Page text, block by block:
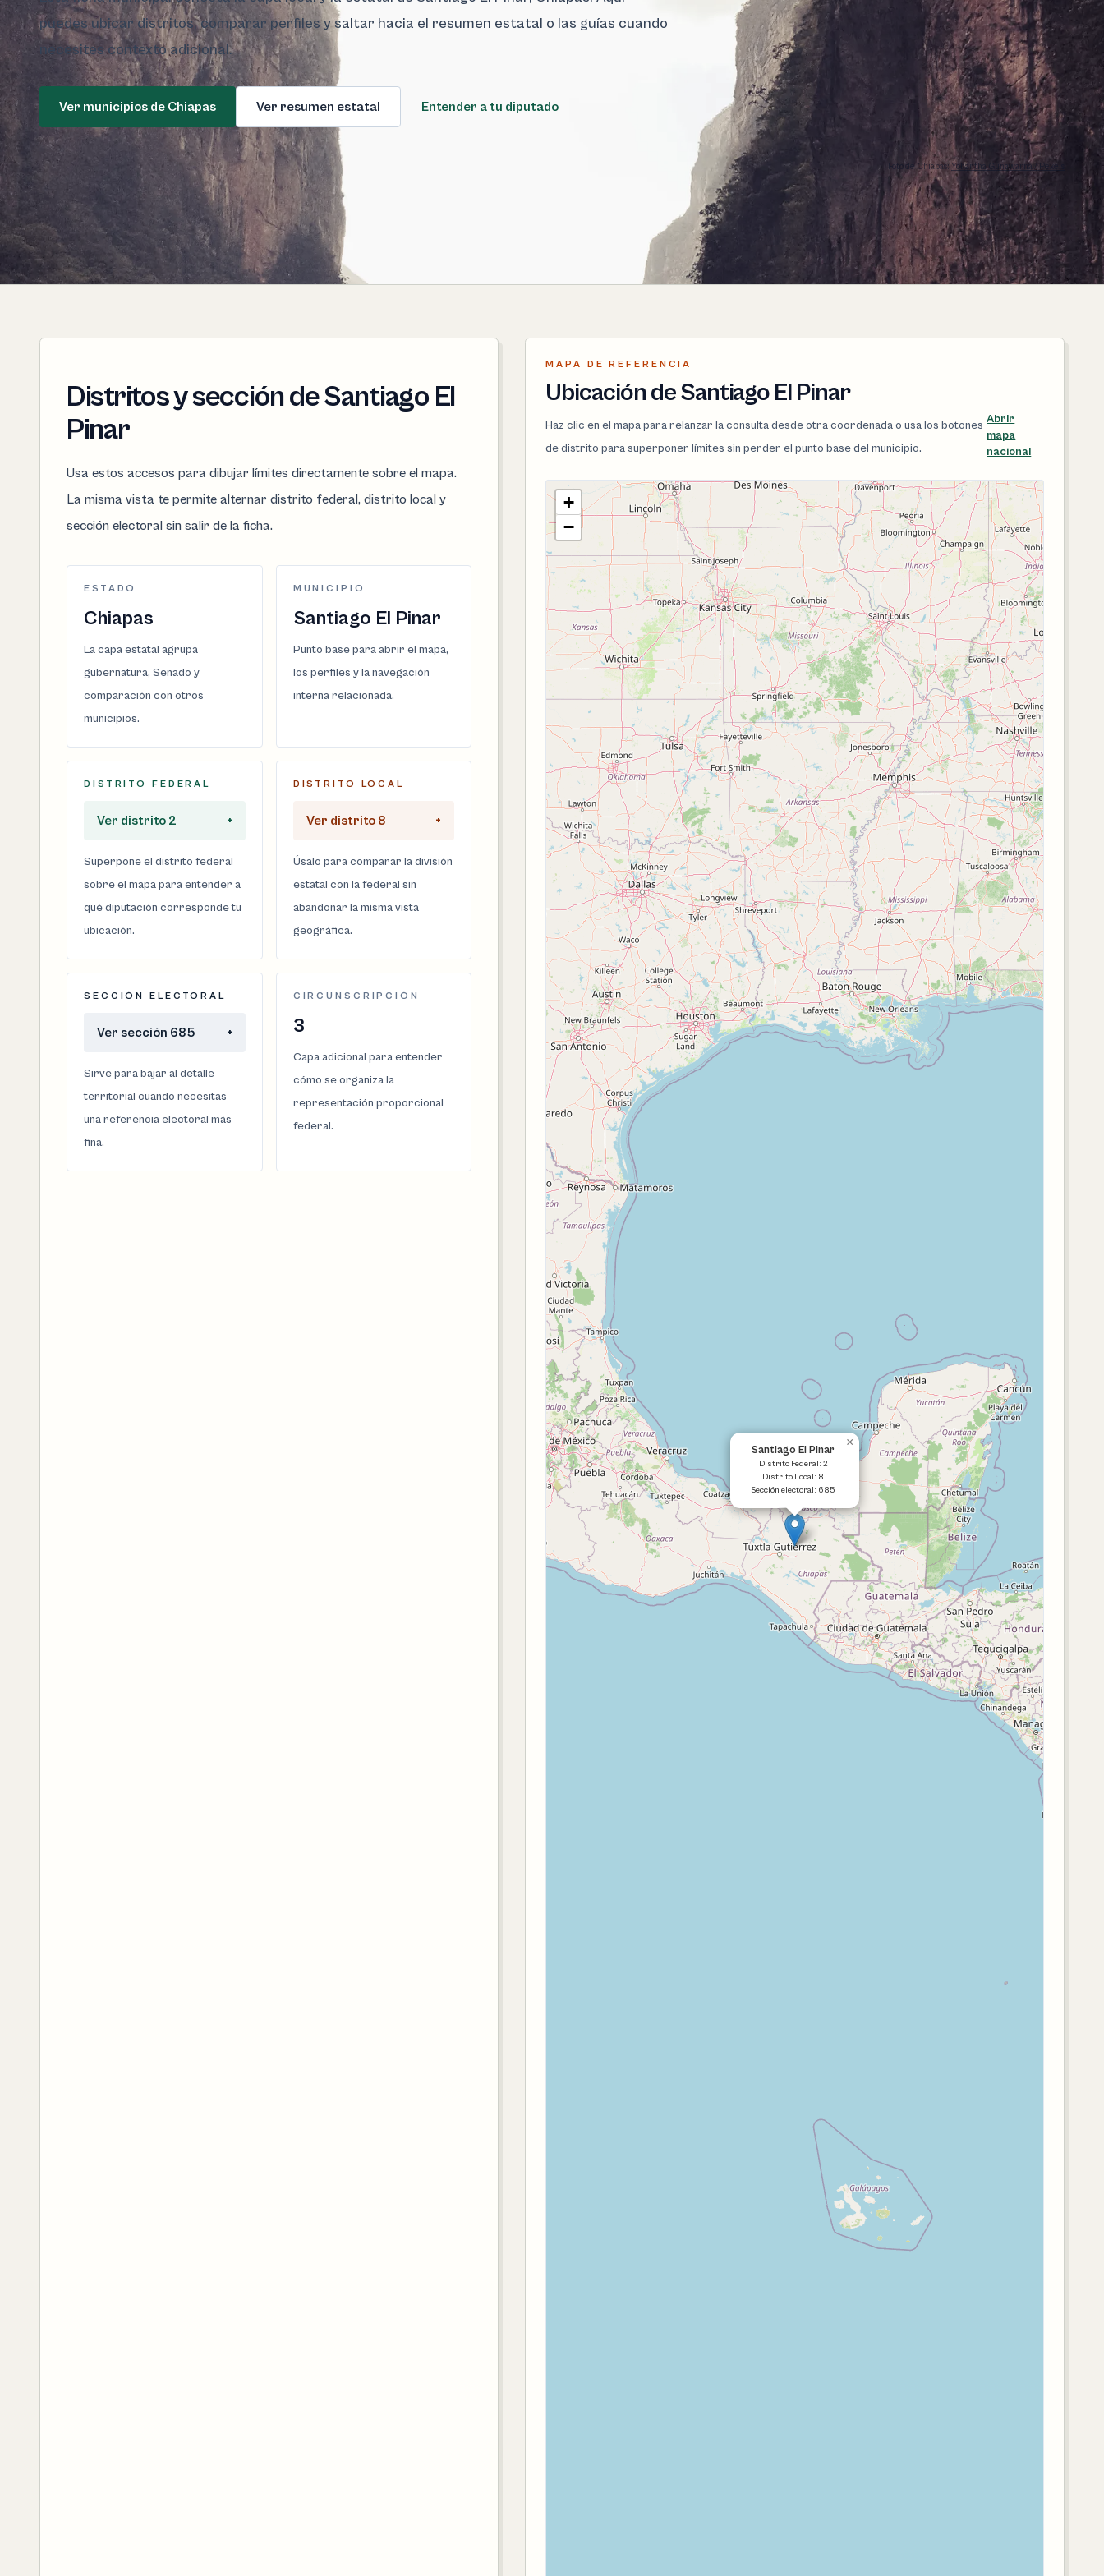
puedes ubicar distritos, comparar perfiles y saltar hacia el resumen estatal o las guías cuando
necesites contexto adicional.
Ver municipios de Chiapas Ver resumen estatal Entender a tu diputado
Foto de Chiapas: Yohantha Gunawarna / Pexels
Distritos y sección de Santiago El
Pinar
Usa estos accesos para dibujar límites directamente sobre el mapa.
La misma vista te permite alternar distrito federal, distrito local y
sección electoral sin salir de la ficha.
ESTADO
Chiapas
La capa estatal agrupa
gubernatura, Senado y
comparación con otros
municipios.
MUNICIPIO
Santiago El Pinar
Punto base para abrir el mapa,
los perfiles y la navegación
interna relacionada.
DISTRITO FEDERAL
Ver distrito 2 +
Superpone el distrito federal
sobre el mapa para entender a
qué diputación corresponde tu
ubicación.
DISTRITO LOCAL
Ver distrito 8 +
Úsalo para comparar la división
estatal con la federal sin
abandonar la misma vista
geográfica.
SECCIÓN ELECTORAL
Ver sección 685 +
Sirve para bajar al detalle
territorial cuando necesitas
una referencia electoral más
fina.
CIRCUNSCRIPCIÓN
3
Capa adicional para entender
cómo se organiza la
representación proporcional
federal.
MAPA DE REFERENCIA
Ubicación de Santiago El Pinar
Haz clic en el mapa para relanzar la consulta desde otra coordenada o usa los botones
de distrito para superponer límites sin perder el punto base del municipio.
Abrir
mapa
nacional
Santiago El Pinar
Distrito Federal: 2
Distrito Local: 8
Sección electoral: 685
×
+
−